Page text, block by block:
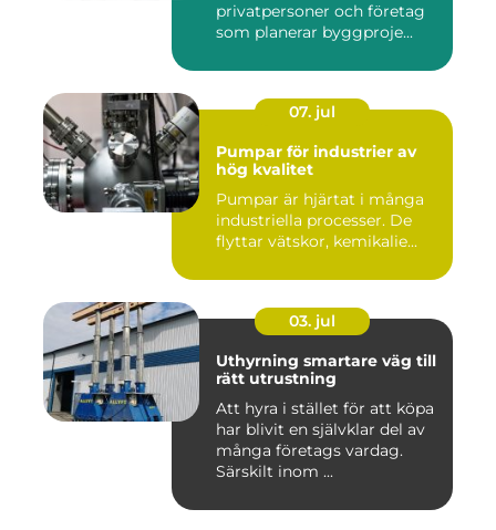
privatpersoner och företag
som planerar byggproje...
07. jul
Pumpar för industrier av
hög kvalitet
Pumpar är hjärtat i många
industriella processer. De
flyttar vätskor, kemikalie...
03. jul
Uthyrning smartare väg till
rätt utrustning
Att hyra i stället för att köpa
har blivit en självklar del av
många företags vardag.
Särskilt inom ...